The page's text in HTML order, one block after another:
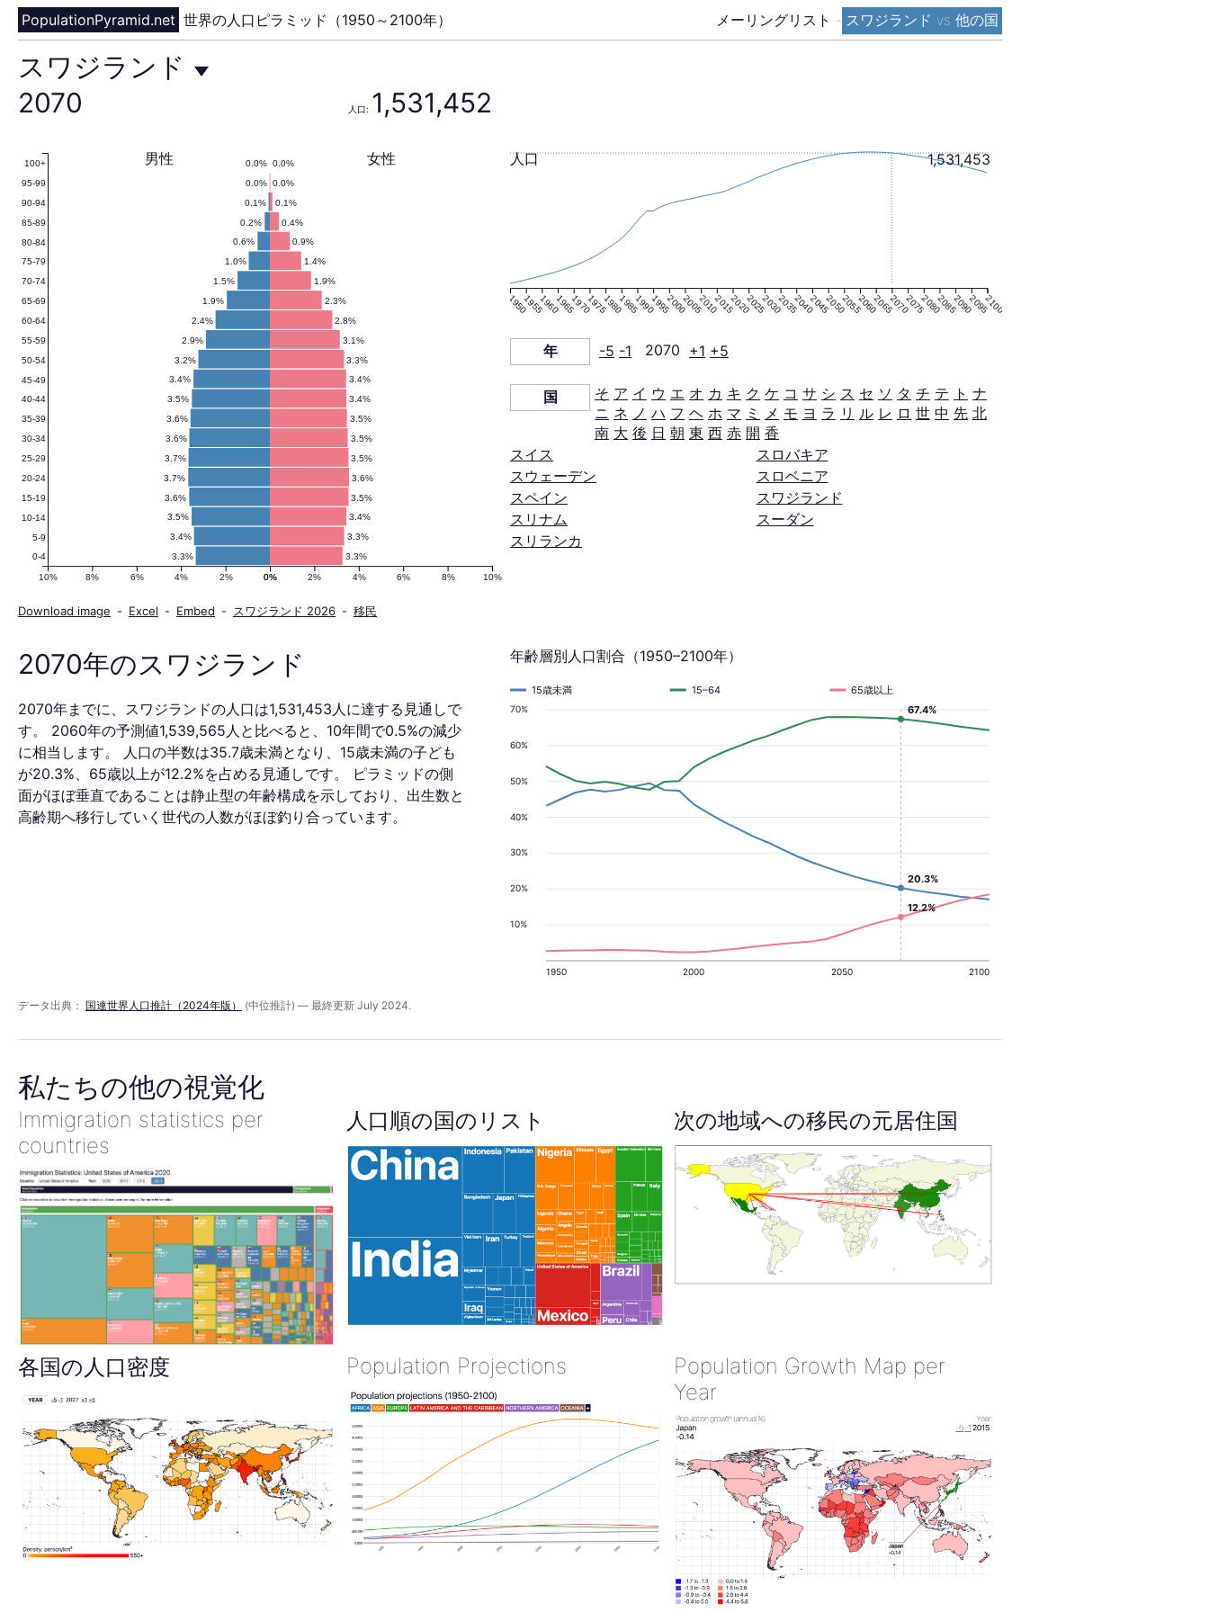
メーリングリスト - スワジランド vs 他の国
PopulationPyramid.net 世界の人口ピラミッド（1950～2100年）
ス
ワ
ジ
ラ
ン
ド
の
人
口
ピ
ラ
ド
2070
年
スワジランド
2070
人口: 1,531,452
3.3%
3.3%
3.3%
3.4%
3.4%
3.5%
3.5%
3.6%
3.6%
3.7%
3.5%
3.7%
3.5%
3.6%
3.5%
3.6%
3.4%
3.5%
3.4%
3.4%
3.3%
3.2%
3.1%
2.9%
2.8%
2.4%
2.3%
1.9%
1.9%
1.5%
1.4%
1.0%
0.9%
0.6%
0.4%
0.2%
0.1%
0.1%
0.0%
0.0%
0.0%
0.0% 女性
男性
0% 2% 4% 6% 8% 10%
10% 8% 6% 4% 2% 0%
0-4
5-9
10-14
15-19
20-24
25-29
30-34
35-39
40-44
45-49
50-54
55-59
60-64
65-69
70-74
75-79
80-84
85-89
90-94
95-99
100+
Download image - Excel - Embed - スワジランド 2026 - 移民
1950195519601965197019751980198519901995200020052010201520202025203020352040204520502055206020652070207520802085209020952100
1,531,453
人口
年 -5 -1 2070 +1 +5
国 そ ア イ ウ エ オ カ キ ク ケ コ サ シ ス セ ソ タ チ テ ト ナ
ニ ネ ノ ハ フ ヘ ホ マ ミ メ モ ヨ ラ リ ル レ ロ 世 中 先 北
南 大 後 日 朝 東 西 赤 開 香
スイス
スウェーデン
スペイン
スリナム
スリランカ
スロバキア
スロベニア
スワジランド
スーダン
2070年のスワジランド
2070年までに、スワジランドの人口は1,531,453人に達する見通しで
す。 2060年の予測値1,539,565人と比べると、10年間で0.5%の減少
に相当します。 人口の半数は35.7歳未満となり、15歳未満の子ども
が20.3%、65歳以上が12.2%を占める見通しです。 ピラミッドの側
面がほぼ垂直であることは静止型の年齢構成を示しており、出生数と
高齢期へ移行していく世代の人数がほぼ釣り合っています。
年齢層別人口割合（1950–2100年）
10%
20%
30%
40%
50%
60%
70%
1950 2000 2050 2100
15歳未満 15–64 65歳以上
20.3%
12.2%
67.4%
データ出典： 国連世界人口推計（2024年版） (中位推計) — 最終更新 July 2024.
私たちの他の視覚化
Immigration statistics per
countries
人口順の国のリスト 次の地域への移民の元居住国
各国の人口密度 Population Projections
Population Growth Map per
Year